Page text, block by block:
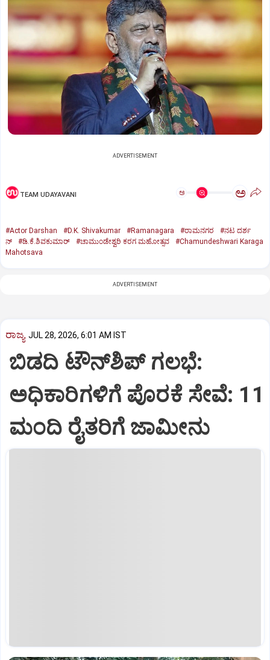
ADVERTISEMENT
TEAM UDAYAVANI ಅ ಅ
#Actor Darshan #D.K. Shivakumar #Ramanagara #ರಾಮನಗರ
#ನಟ ದರ್ಶ
ನ್
#ಡಿ.ಕೆ.ಶಿವಕುಮಾರ್ #ಚಾಮುಂಡೇಶ್ವರಿ ಕರಗ ಮಹೋತ್ಸವ
#Chamundeshwari Karaga
Mahotsava
ADVERTISEMENT
ರಾಜ್ಯ JUL 28, 2026, 6:01 AM IST
ಬಿಡದಿ ಟೌನ್‌ಶಿಪ್‌ ಗಲಭೆ:
ಅಧಿಕಾರಿಗಳಿಗೆ ಪೊರಕೆ ಸೇವೆ: 11
ಮಂದಿ ರೈತರಿಗೆ ಜಾಮೀನು